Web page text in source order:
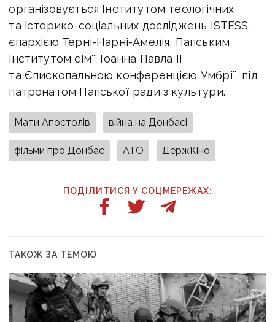
організовується Інститутом теологічних
та історико-соціальних досліджень ISTESS,
єпархією Терні-Нарні-Амелія, Папським
інститутом сім'ї Іоанна Павла II
та Єпископальною конференцією Умбрії, під
патронатом Папської ради з культури.
Мати Апостолів війна на Донбасі
фільми про Донбас АТО ДержКіно
ПОДІЛИТИСЯ У СОЦМЕРЕЖАХ:
ТАКОЖ ЗА ТЕМОЮ